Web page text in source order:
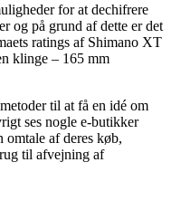
for at dechifrere
og på grund af dette er det
ratings af Shimano XT
klinge – 165 mm
til at få en idé om
ses nogle e-butikker
omtale af deres køb,
til afvejning af